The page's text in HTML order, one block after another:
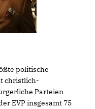
politische
christlich-
Parteien
EVP insgesamt 75